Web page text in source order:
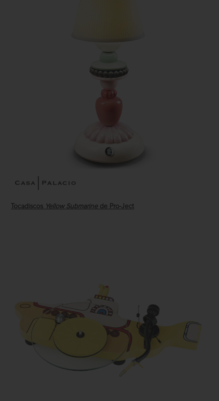
Tocadiscos Yellow Submarine de Pro-Ject